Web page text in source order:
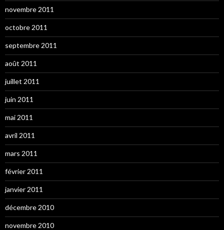
novembre 2011
octobre 2011
septembre 2011
août 2011
juillet 2011
juin 2011
mai 2011
avril 2011
mars 2011
février 2011
janvier 2011
décembre 2010
novembre 2010